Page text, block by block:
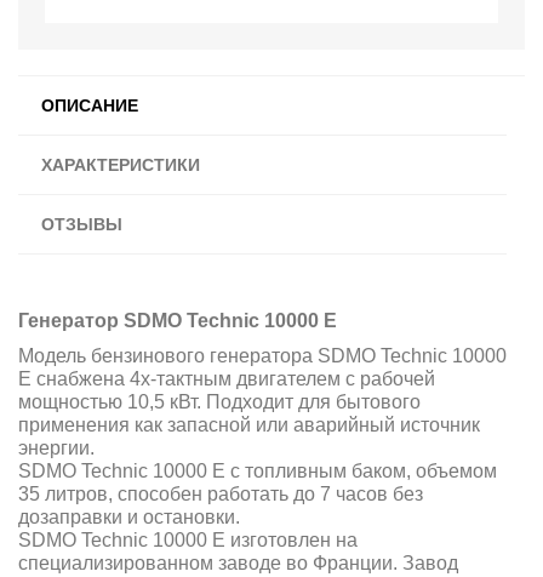
ОПИСАНИЕ
ХАРАКТЕРИСТИКИ
ОТЗЫВЫ
Генератор SDMO Technic 10000 E
Модель бензинового генератора SDMO Technic 10000
E снабжена 4х-тактным двигателем с рабочей
мощностью 10,5 кВт. Подходит для бытового
применения как запасной или аварийный источник
энергии.
SDMO Technic 10000 E с топливным баком, объемом
35 литров, способен работать до 7 часов без
дозаправки и остановки.
SDMO Technic 10000 E изготовлен на
специализированном заводе во Франции. Завод